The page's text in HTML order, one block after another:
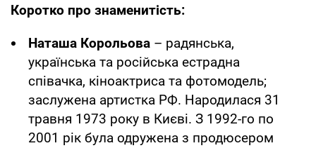
Коротко про знаменитість:
Наташа Корольова – радянська,
українська та російська естрадна
співачка, кіноактриса та фотомодель;
заслужена артистка РФ. Народилася 31
травня 1973 року в Києві. З 1992-го по
2001 рік була одружена з продюсером